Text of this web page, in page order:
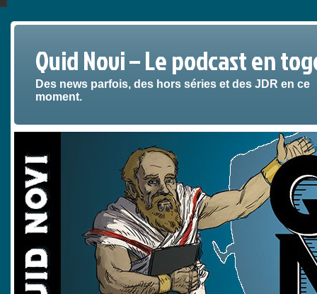
Quid Novi – Le podcast en
Des news parfois, des hors séries et des JDR en ce
moment.